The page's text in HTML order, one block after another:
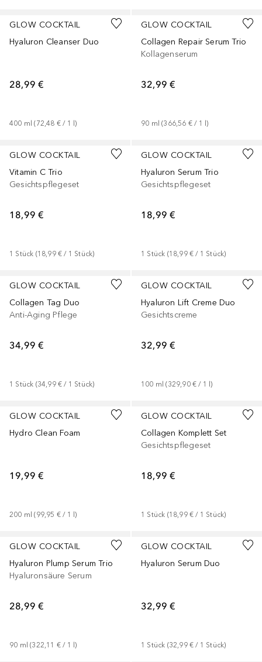
GLOW COCKTAIL
Hyaluron Cleanser Duo
28,99 €
400 ml (72,48 € / 1 l)
GLOW COCKTAIL
Collagen Repair Serum Trio
Kollagenserum
32,99 €
90 ml (366,56 € / 1 l)
GLOW COCKTAIL
Vitamin C Trio
Gesichtspflegeset
18,99 €
1 Stück (18,99 € / 1 Stück)
GLOW COCKTAIL
Hyaluron Serum Trio
Gesichtspflegeset
18,99 €
1 Stück (18,99 € / 1 Stück)
GLOW COCKTAIL
Collagen Tag Duo
Anti-Aging Pflege
34,99 €
1 Stück (34,99 € / 1 Stück)
GLOW COCKTAIL
Hyaluron Lift Creme Duo
Gesichtscreme
32,99 €
100 ml (329,90 € / 1 l)
GLOW COCKTAIL
Hydro Clean Foam
19,99 €
200 ml (99,95 € / 1 l)
GLOW COCKTAIL
Collagen Komplett Set
Gesichtspflegeset
18,99 €
1 Stück (18,99 € / 1 Stück)
GLOW COCKTAIL
Hyaluron Plump Serum Trio
Hyaluronsäure Serum
28,99 €
90 ml (322,11 € / 1 l)
GLOW COCKTAIL
Hyaluron Serum Duo
32,99 €
1 Stück (32,99 € / 1 Stück)